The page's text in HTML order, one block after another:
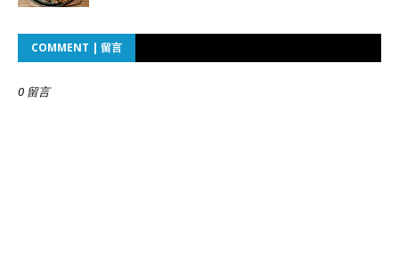
COMMENT | 留言
0 留言